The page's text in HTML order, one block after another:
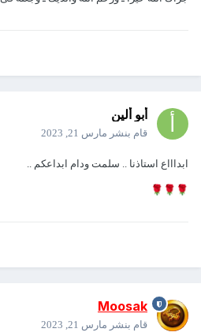
أبو ألين
قام بنشر مارس 21, 2023
ابداااع استاذنا .. سلمت ودام ابداعكم ..
🌹
🌹
🌹
Moosak
قام بنشر مارس 21, 2023